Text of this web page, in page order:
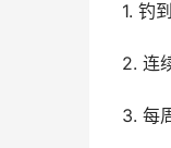
1. 钓
2. 连
3. 每